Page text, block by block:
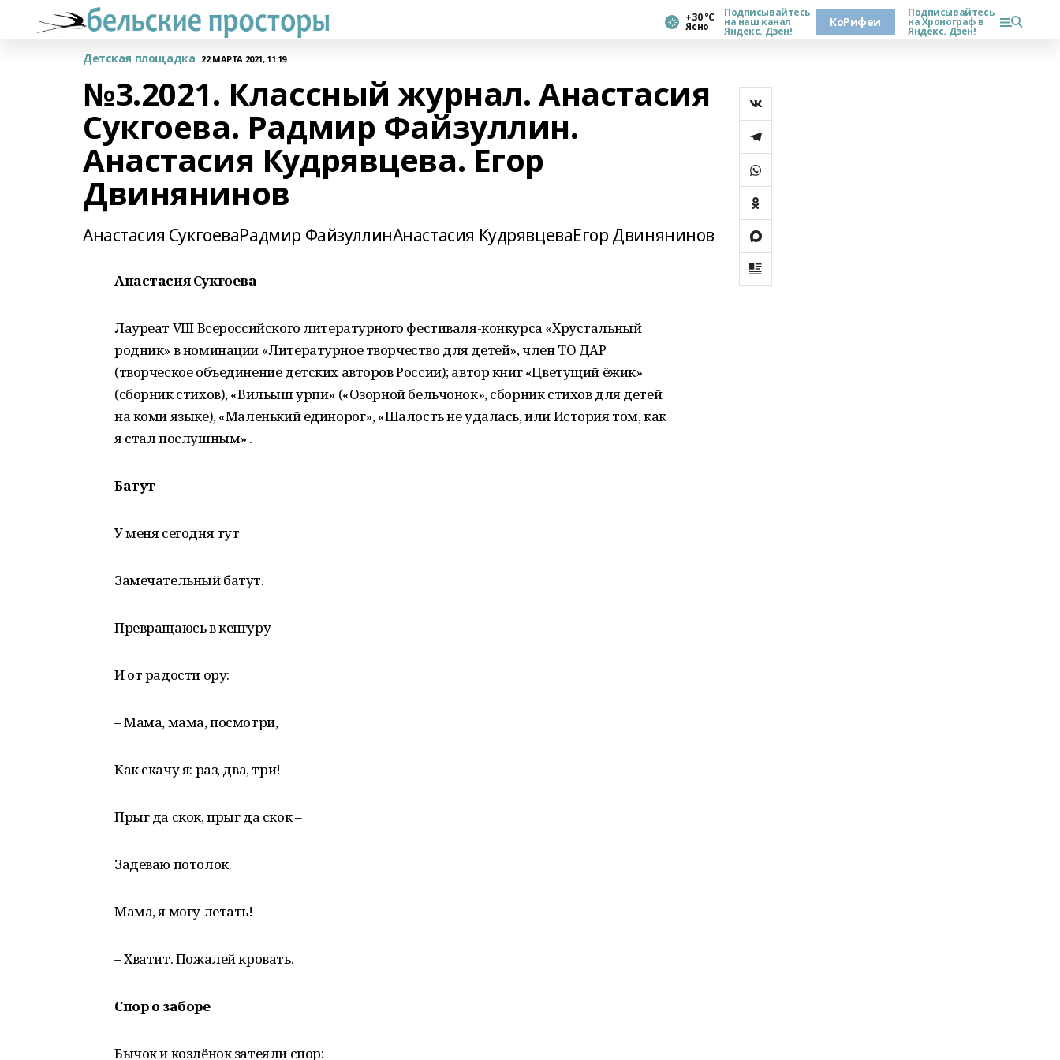
+30 °С
Ясно
Подписывайтесь
на наш канал
Яндекс. Дзен!
КоРифеи
Подписывайтесь
на Хронограф в
Яндекс. Дзен!
Детская площадка 22 МАРТА 2021, 11:19
№3.2021. Классный журнал. Анастасия
Сукгоева. Радмир Файзуллин.
Анастасия Кудрявцева. Егор
Двинянинов
Анастасия СукгоеваРадмир ФайзуллинАнастасия КудрявцеваЕгор Двинянинов
Анастасия Сукгоева
Лауреат VIII Всероссийского литературного фестиваля-конкурса «Хрустальный
родник» в номинации «Литературное творчество для детей», член ТО ДАР
(творческое объединение детских авторов России); автор книг «Цветущий ёжик»
(сборник стихов), «Вильыш урпи» («Озорной бельчонок», сборник стихов для детей
на коми языке), «Маленький единорог», «Шалость не удалась, или История том, как
я стал послушным» .
Батут
У меня сегодня тут
Замечательный батут.
Превращаюсь в кенгуру
И от радости ору:
– Мама, мама, посмотри,
Как скачу я: раз, два, три!
Прыг да скок, прыг да скок –
Задеваю потолок.
Мама, я могу летать!
– Хватит. Пожалей кровать.
Спор о заборе
Бычок и козлёнок затеяли спор: